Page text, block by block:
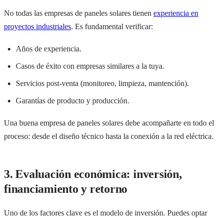
No todas las empresas de paneles solares tienen experiencia en
proyectos industriales. Es fundamental verificar:
Años de experiencia.
Casos de éxito con empresas similares a la tuya.
Servicios post-venta (monitoreo, limpieza, mantención).
Garantías de producto y producción.
Una buena empresa de paneles solares debe acompañarte en todo el
proceso: desde el diseño técnico hasta la conexión a la red eléctrica.
3. Evaluación económica: inversión,
financiamiento y retorno
Uno de los factores clave es el modelo de inversión. Puedes optar